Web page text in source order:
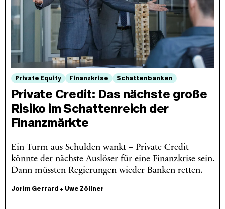
Private Equity Finanzkrise Schattenbanken
Private Credit: Das nächste große
Risiko im Schattenreich der
Finanzmärkte
Ein Turm aus Schulden wankt – Private Credit
könnte der nächste Auslöser für eine Finanzkrise sein.
Dann müssten Regierungen wieder Banken retten.
Jorim Gerrard + Uwe Zöllner